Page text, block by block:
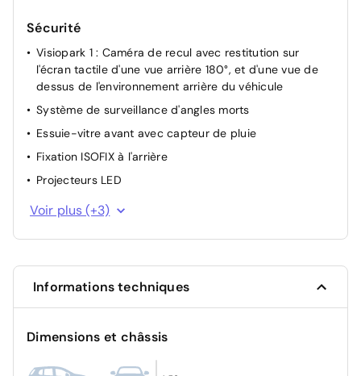
Sécurité
Visiopark 1 : Caméra de recul avec restitution sur
l'écran tactile d'une vue arrière 180°, et d'une vue de
dessus de l'environnement arrière du véhicule
Système de surveillance d'angles morts
Essuie-vitre avant avec capteur de pluie
Fixation ISOFIX à l'arrière
Projecteurs LED
Airbag passager avant déconnectable manuellement
Voir plus (+3)
Informations techniques
Dimensions et châssis